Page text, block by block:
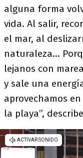
alguna forma
vida. Al salir,
el mar, al
naturaleza…
lejanos con
y sale una
aprovechamos
la playa”,